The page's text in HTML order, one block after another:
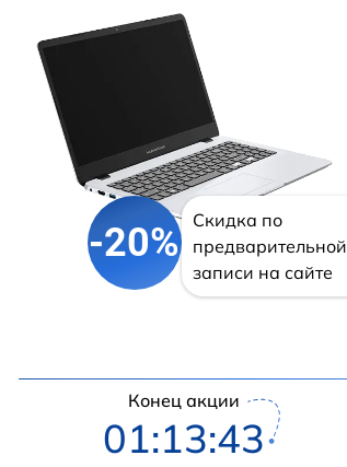
-20%
Скидка по
предварительной
записи на сайте
Конец акции
01:13:43